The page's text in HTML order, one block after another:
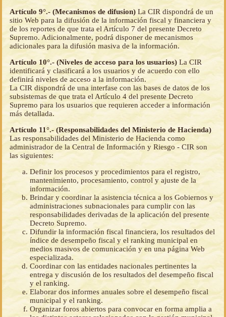
Artículo 9°.- (Mecanismos de difusion) La CIR dispondrá de un
sitio Web para la difusión de la información fiscal y financiera y
de los reportes de que trata el Artículo 7 del presente Decreto
Supremo. Adicionalmente, podrá disponer de mecanismos
adicionales para la difusión masiva de la información.
Artículo 10°.- (Niveles de acceso para los usuarios) La CIR
identificará y clasificará a los usuarios y de acuerdo con ello
definirá niveles de acceso a la información.
La CIR dispondrá de una interfase con las bases de datos de los
subsistemas de que trata el Artículo 4 del presente Decreto
Supremo para los usuarios que requieren acceder a información
más detallada.
Artículo 11°.- (Responsabilidades del Ministerio de Hacienda)
Las responsabilidades del Ministerio de Hacienda como
administrador de la Central de Información y Riesgo - CIR son
las siguientes:
Definir los procesos y procedimientos para el registro,
mantenimiento, procesamiento, control y ajuste de la
información.
Brindar y coordinar la asistencia técnica a los Gobiernos y
administraciones subnacionales para cumplir con las
responsabilidades derivadas de la aplicación del presente
Decreto Supremo.
Difundir la información fiscal financiera, los resultados del
índice de desempeño fiscal y el ranking municipal en
medios masivos de comunicación y en una página Web
especializada.
Coordinar con las entidades nacionales pertinentes la
entrega y discusión de los resultados del desempeño fiscal
y el ranking.
Elaborar dos informes anuales sobre el desempeño fiscal
municipal y el ranking.
Organizar foros abiertos para convocar en forma amplia a